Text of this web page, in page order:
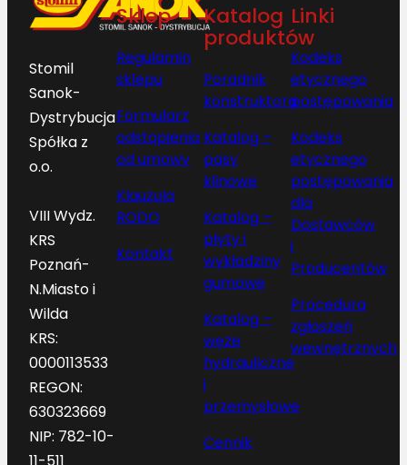
Stomil
Sanok-
Dystrybucja
Spółka z
o.o.
VIII Wydz.
KRS
Poznań-
N.Miasto i
Wilda
KRS:
0000113533
REGON:
630323669
NIP: 782-10-
Sklep
Regulamin
sklepu
Formularz
odstąpienia
od umowy
Klauzula
RODO
Kontakt
Katalog
produktów
Poradnik
konstruktora
Katalog –
pasy
klinowe
Katalog –
płyty i
wykładziny
gumowe
Katalog –
węże
hydrauliczne
i
przemysłowe
Cennik
Linki
Kodeks
etycznego
postępowania
Kodeks
etycznego
postępowania
dla
Dostawców
i
Producentów
Procedura
zgłoszeń
wewnętrznych